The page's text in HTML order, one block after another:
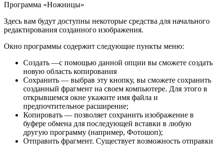
Программа «Ножницы»
Здесь вам будут доступны некоторые средства для начального
редактирования созданного изображения.
Окно программы содержит следующие пункты меню:
Создать —с помощью данной опции вы сможете создать
новую область копирования
Сохранить — выбрав эту кнопку, вы сможете сохранить
созданный фрагмент на своем компьютере. Для этого в
открывшемся окне укажите имя файла и
предпочтительное расширение;
Копировать — позволяет сохранить изображение в
буфере обмена для последующей вставки в любую
другую программу (например, Фотошоп);
Отправить фрагмент. Существует возможность отправки